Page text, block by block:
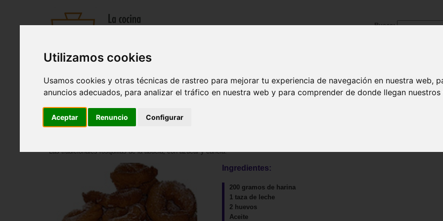
Utilizamos cookies
Usamos cookies y otras técnicas de rastreo para mejorar tu experiencia de navegación en nuestra web,
anuncios adecuados, para analizar el tráfico en nuestra web y para comprender de donde llegan nuestros
Aceptar Renuncio Configurar
Busca:
Entrantes |Sopas y cremas|Pastas y arroces |Ensaladas| Pescados y mariscos| Carnes y aves| Postres|Bebida
Rosquillas de la abuela
Las tradicionales rosquillas de la abuela, con azúcar y canela.
Ingredientes:
200 gramos de harina
1 taza de leche
2 huevos
Aceite